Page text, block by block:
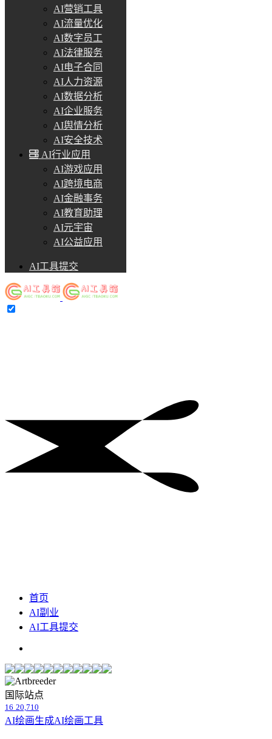
AI营销工具
AI流量优化
AI数字员工
AI法律服务
AI电子合同
AI人力资源
AI数据分析
AI企业服务
AI舆情分析
AI安全技术
AI行业应用
AI游戏应用
AI跨境电商
AI金融事务
AI教育助理
AI元宇宙
AI公益应用
AI工具提交
首页
AI副业
AI工具提交
国际站点
16 20,710
AI绘画生成AI绘画工具